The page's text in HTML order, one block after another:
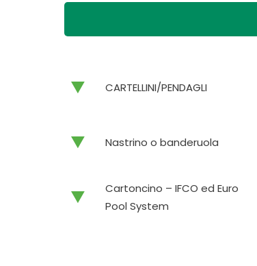
CARTELLINI/PENDAGLI
Nastrino o banderuola
Cartoncino – IFCO ed Euro
Pool System